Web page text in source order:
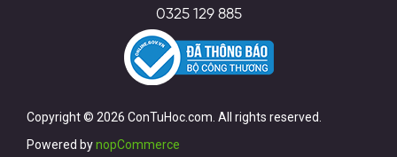
0325 129 885
Copyright © 2026 ConTuHoc.com. All rights reserved.
Powered bynopCommerce